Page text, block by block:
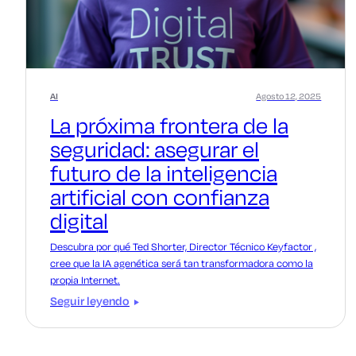
AI
La próxima frontera de la
seguridad: asegurar el
futuro de la inteligencia
artificial con confianza
digital
Agosto 12, 2025
Descubra por qué Ted Shorter, Director Técnico Keyfactor ,
cree que la IA agenética será tan transformadora como la
propia Internet.
Seguir leyendo